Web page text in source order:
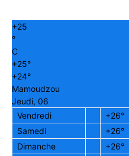
+25
°
C
+25°
+24°
Mamoudzou
Jeudi, 06
Vendredi
+26°
Samedi
+26°
Dimanche
+26°